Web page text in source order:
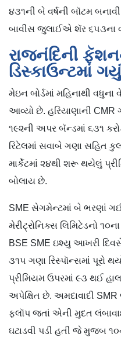
૪૩૧ની બે વર્ષની બૉટમ
બાવીસ જુલાઈએ શૅર ૬૫૩ના
રાજનંદિની
ડિસ્કાઉન્ટમાં ગયું
મેઇન બોર્ડમાં મહિનાથી
આવ્યો છે. હરિયાણાની CMR
૧૯૨ની અપર બૅન્ડમાં ૬૩૧
રિટેલમાં સવાબે ગણા સહિત
માર્કેટમાં ૨૪થી શરૂ થયેલું
બોલાય છે.
SME સેગમેન્ટમાં બે ભરણાં ગઈ
મેરીટ્રોનિક્સ લિમિટેડનો
BSE SME ઇશ્યુ આખરી
૩૧૫ ગણા રિસ્પૉન્સમાં પૂરો
પ્રીમિયમ ઉપરમાં ૯૩ થઈ
અપેક્ષિત છે. અમદાવાદી
ફ્લૉપ જતાં એની મુદત
ઘટાડવી પડી હતી જે મુજબ